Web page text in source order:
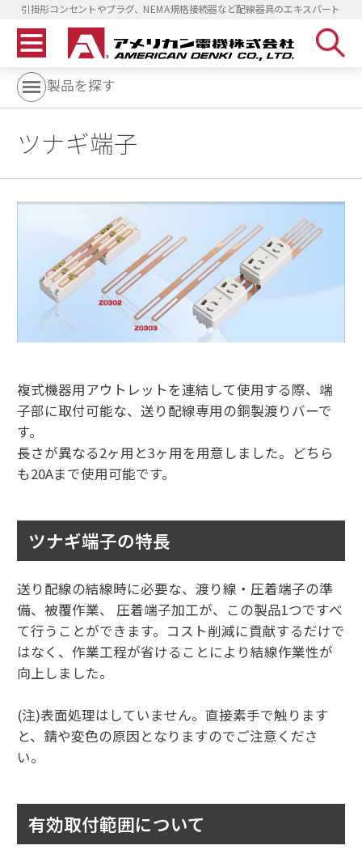
引掛形コンセントやプラグ、NEMA規格接続器など配線器具のエキスパート
製品を探す
ツナギ端子
複式機器用アウトレットを連結して使用する際、端
子部に取付可能な、送り配線専用の銅製渡りバーで
す。
長さが異なる2ヶ用と3ヶ用を用意しました。どちら
も20Aまで使用可能です。
ツナギ端子の特長
送り配線の結線時に必要な、渡り線・圧着端子の準
備、被覆作業、 圧着端子加工が、この製品1つですべ
て行うことができます。コスト削減に貢献するだけで
はなく、作業工程が省けることにより結線作業性が
向上しました。
(注)表面処理はしていません。直接素手で触ります
と、錆や変色の原因となりますのでご注意くださ
い。
有効取付範囲について